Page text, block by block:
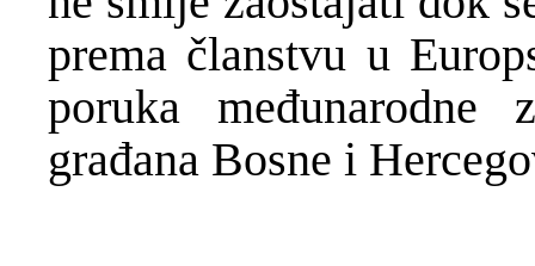
prema članstvu u
poruka međunarodne
građana Bosne i